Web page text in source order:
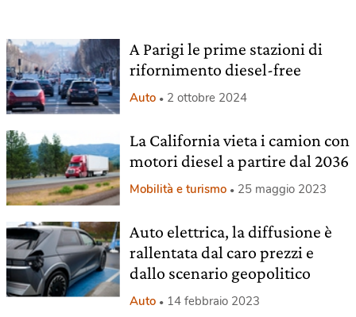
A Parigi le prime stazioni di
rifornimento diesel-free
Auto 2 ottobre 2024
La California vieta i camion con
motori diesel a partire dal 2036
Mobilità e turismo 25 maggio 2023
Auto elettrica, la diffusione è
rallentata dal caro prezzi e
dallo scenario geopolitico
Auto 14 febbraio 2023